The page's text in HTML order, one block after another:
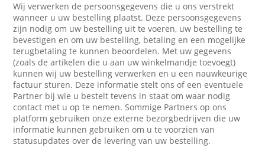
Wij verwerken de persoonsgegevens die u ons verstrekt
wanneer u uw bestelling plaatst. Deze persoonsgegevens
zijn nodig om uw bestelling uit te voeren, uw bestelling te
bevestigen en om uw bestelling, betaling en een mogelijke
terugbetaling te kunnen beoordelen. Met uw gegevens
(zoals de artikelen die u aan uw winkelmandje toevoegt)
kunnen wij uw bestelling verwerken en u een nauwkeurige
factuur sturen. Deze informatie stelt ons of een eventuele
Partner bij wie u bestelt tevens in staat om waar nodig
contact met u op te nemen. Sommige Partners op ons
platform gebruiken onze externe bezorgbedrijven die uw
informatie kunnen gebruiken om u te voorzien van
statusupdates over de levering van uw bestelling.